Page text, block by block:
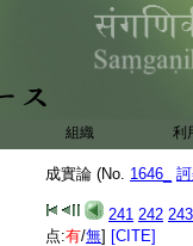
組織 利
成實論 (No. 1646_
241 242 243
点:有/無] [CITE]
中。伽陀者。第二
二種。一名伽陀。
順煩惱。二不順煩
是名伽陀。除二種
所説經法。要有因
羅中。或在餘處。 3
本末次第説是也。
次第。有義有解不
伊帝曰多伽者。是
經在過去世名伊帝